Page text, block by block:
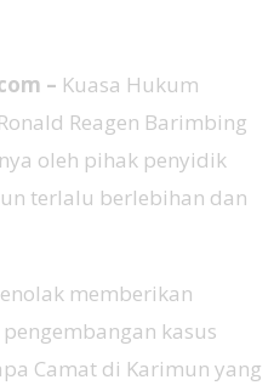
– Kuasa Hukum
Reagen Barimbing
oleh pihak penyidik
terlalu berlebihan dan
memberikan
kasus
Camat di Karimun yang